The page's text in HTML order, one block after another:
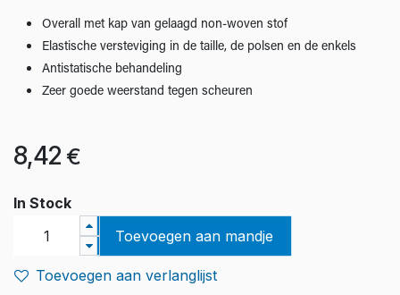
Overall met kap van gelaagd non-woven stof
Elastische versteviging in de taille, de polsen en de enkels
Antistatische behandeling
Zeer goede weerstand tegen scheuren
8,42 €
In Stock
Toevoegen aan mandje
Toevoegen aan verlanglijst